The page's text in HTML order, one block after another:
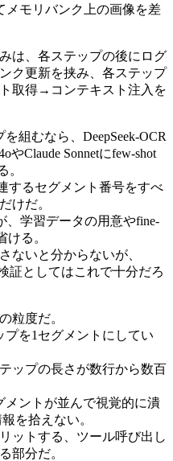
メモリバンク上の画像を差
は、各ステップの後にログ
ク更新を挟み、各ステップ
取得→コンテキスト注入を
組むなら、DeepSeek-OCR
Claude Sonnetにfew-shot
。
するセグメント番号をすべ
けだ。
、学習データの用意やfine-
ける。
ないと分からないが、
証としてはこれで十分だろ
粒度だ。
を1セグメントにしてい
ップの長さが数行から数百
メントが並んで視覚的に潰
を拾えない。
ットする、ツール呼び出し
部分だ。